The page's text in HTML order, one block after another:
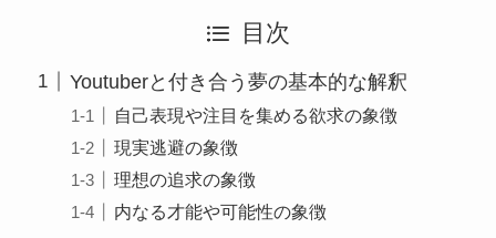
目次
Youtuberと付き合う夢の基本的な解釈
自己表現や注目を集める欲求の象徴
現実逃避の象徴
理想の追求の象徴
内なる才能や可能性の象徴